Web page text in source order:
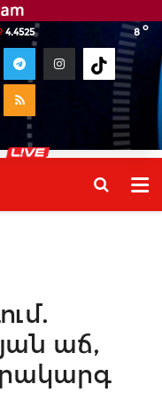
8 o
4.4525
աճ,